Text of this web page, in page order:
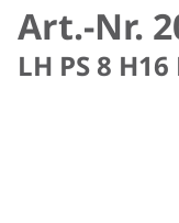
Art.-Nr.
LH PS 8